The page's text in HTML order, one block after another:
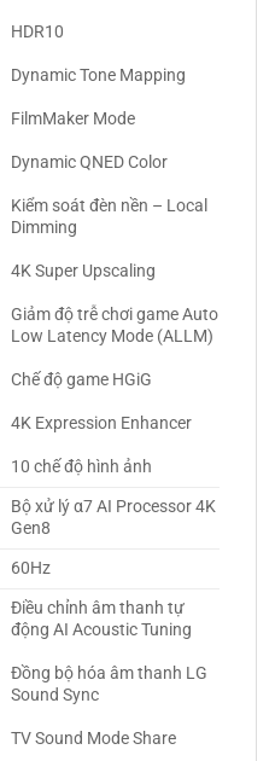
HDR10
Dynamic Tone Mapping
FilmMaker Mode
Dynamic QNED Color
Kiểm soát đèn nền – Local
Dimming
4K Super Upscaling
Giảm độ trễ chơi game Auto
Low Latency Mode (ALLM)
Chế độ game HGiG
4K Expression Enhancer
10 chế độ hình ảnh
Bộ xử lý α7 AI Processor 4K
Gen8
60Hz
Điều chỉnh âm thanh tự
động AI Acoustic Tuning
Đồng bộ hóa âm thanh LG
Sound Sync
TV Sound Mode Share